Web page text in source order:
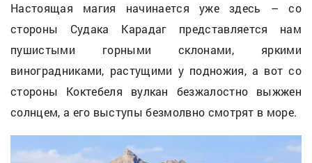
Настоящая магия начинается уже здесь – со
стороны Судака Карадаг представляется нам
пушистыми горными склонами, яркими
виноградниками, растущими у подножия, а вот со
стороны Коктебеля вулкан безжалостно выжжен
солнцем, а его выступы безмолвно смотрят в море.